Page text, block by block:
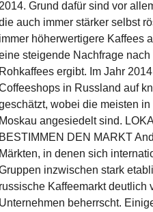
2014. Grund dafür sind vor
auch immer stärker selbst
immer höherwertigere Kaffees
steigende Nachfrage
Rohkaffees ergibt. Im Jahr
in Russland auf
wobei die meisten in
Moskau angesiedelt sind.
BESTIMMEN DEN MARKT
Märkten, in denen sich
inzwischen stark
russische Kaffeemarkt deutlich
Unternehmen beherrscht.